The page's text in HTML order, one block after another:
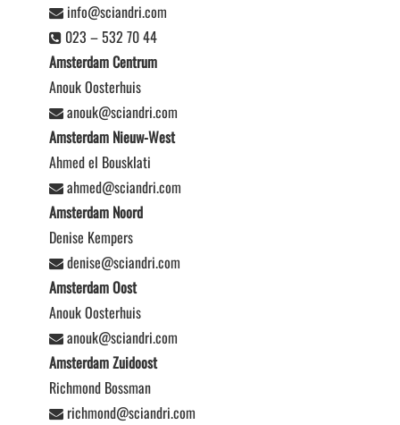
info@sciandri.com
023 – 532 70 44
Amsterdam Centrum
Anouk Oosterhuis
anouk@sciandri.com
Amsterdam Nieuw-West
Ahmed el Bousklati
ahmed@sciandri.com
Amsterdam Noord
Denise Kempers
denise@sciandri.com
Amsterdam Oost
Anouk Oosterhuis
anouk@sciandri.com
Amsterdam Zuidoost
Richmond Bossman
richmond@sciandri.com